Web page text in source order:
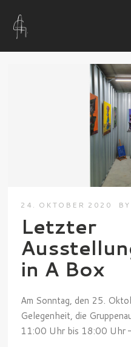
24. OKTOBER 2020 BY
Letzter
in A Box
Am Sonntag, den 25.
Gelegenheit, die
11:00 Uhr bis 18:00 Uhr